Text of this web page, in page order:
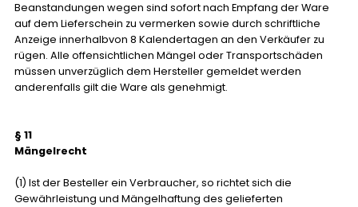
Beanstandungen wegen sind sofort nach Empfang der Ware
auf dem Lieferschein zu vermerken sowie durch schriftliche
Anzeige innerhalbvon 8 Kalendertagen an den Verkäufer zu
rügen. Alle offensichtlichen Mängel oder Transportschäden
müssen unverzüglich dem Hersteller gemeldet werden
anderenfalls gilt die Ware als genehmigt.
§ 11
Mängelrecht
(1) Ist der Besteller ein Verbraucher, so richtet sich die
Gewährleistung und Mängelhaftung des gelieferten